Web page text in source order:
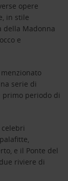
opere
in stile
della Madonna
e
serie di
primo periodo di
e il Ponte del
riviere di